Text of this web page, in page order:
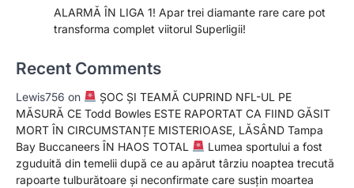
ALARMĂ ÎN LIGA 1! Apar trei diamante rare care pot
transforma complet viitorul Superligii!
Recent Comments
Lewis756 on
ȘOC ȘI TEAMĂ CUPRIND NFL-UL PE
MĂSURĂ CE Todd Bowles ESTE RAPORTAT CA FIIND GĂSIT
MORT ÎN CIRCUMSTANȚE MISTERIOASE, LĂSÂND Tampa
Bay Buccaneers ÎN HAOS TOTAL
Lumea sportului a fost
zguduită din temelii după ce au apărut târziu noaptea trecută
rapoarte tulburătoare și neconfirmate care susțin moartea